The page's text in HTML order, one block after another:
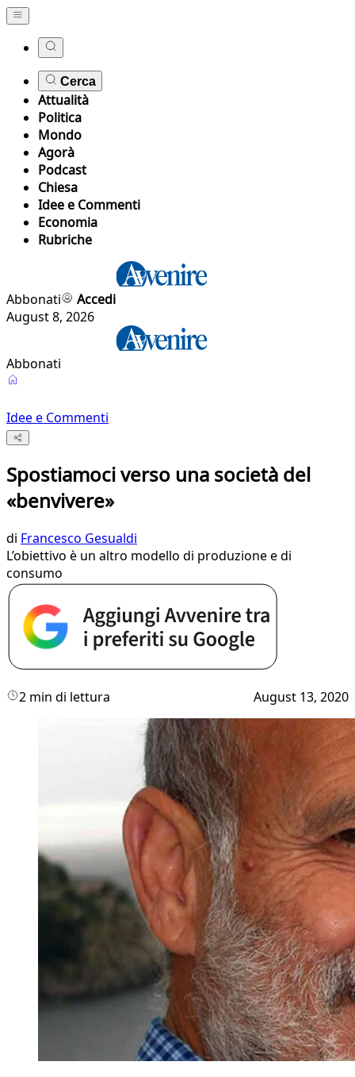
Cerca
Attualità
Politica
Mondo
Agorà
Podcast
Chiesa
Idee e Commenti
Economia
Rubriche
Abbonati
Accedi
August 8, 2026
Abbonati
Idee e Commenti
Spostiamoci verso una società del
«benvivere»
di Francesco Gesualdi
L’obiettivo è un altro modello di produzione e di
consumo
2 min di lettura August 13, 2020